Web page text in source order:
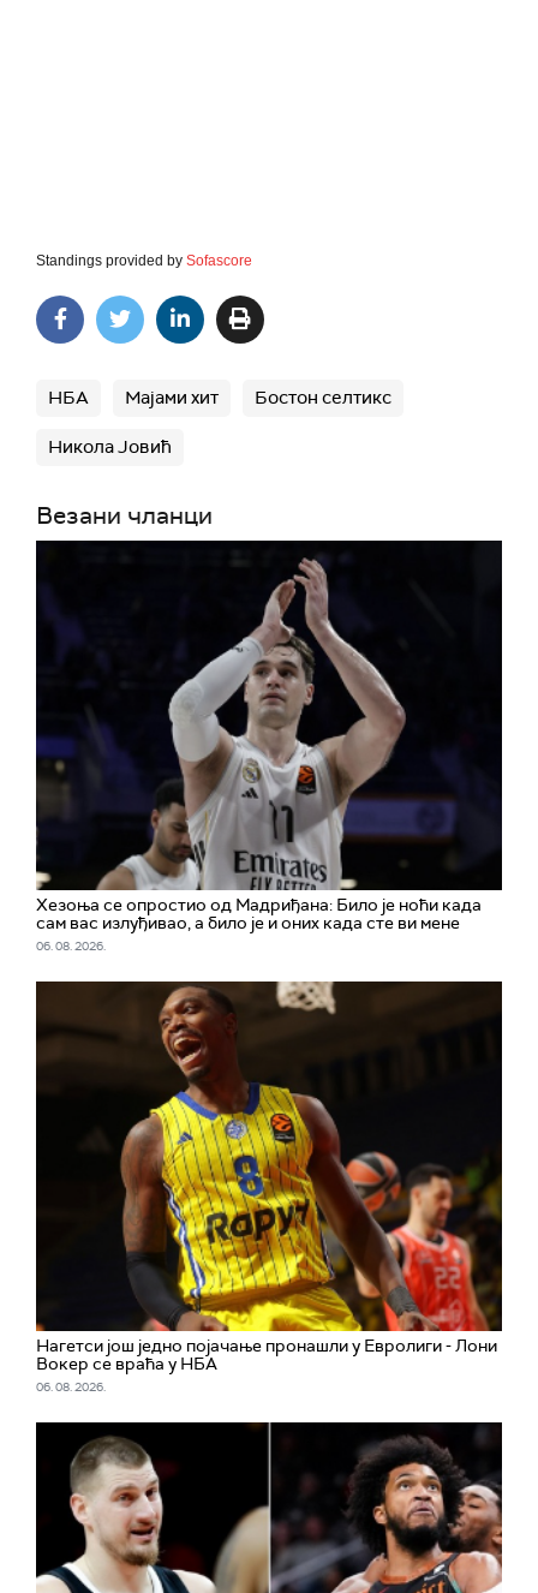
Standings provided by Sofascore
НБА Мајами хит Бостон селтикс
Никола Јовић
Везани чланци
Хезоња се опростио од Мадриђана: Било је ноћи када
сам вас излуђивао, а било је и оних када сте ви мене
06. 08. 2026.
Нагетси још једно појачање пронашли у Евролиги - Лони
Вокер се враћа у НБА
06. 08. 2026.